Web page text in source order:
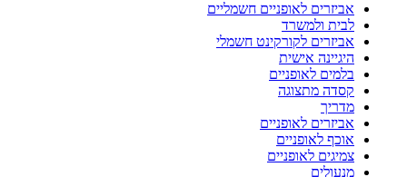
אביזרים לאופניים חשמליים
לבית ולמשרד
אביזרים לקורקינט חשמלי
היגיינה אישית
בלמים לאופניים
קסדה מתצוגה
מדריך
אביזרים לאופניים
אוכף לאופניים
צמיגים לאופניים
מנעולים